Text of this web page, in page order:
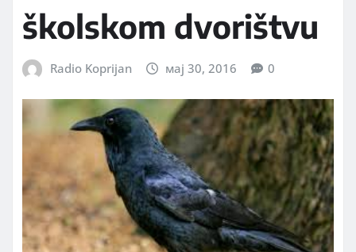
školskom dvorištvu
Radio Koprijan мај 30, 2016 0